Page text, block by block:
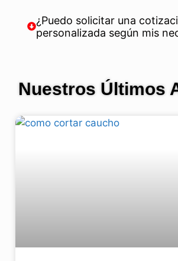
¿Puedo solicitar una
personalizada según mis
Nuestros Últimos